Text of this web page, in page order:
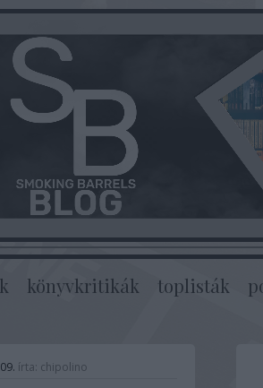
könyvkritikák toplisták
írta: chipolino